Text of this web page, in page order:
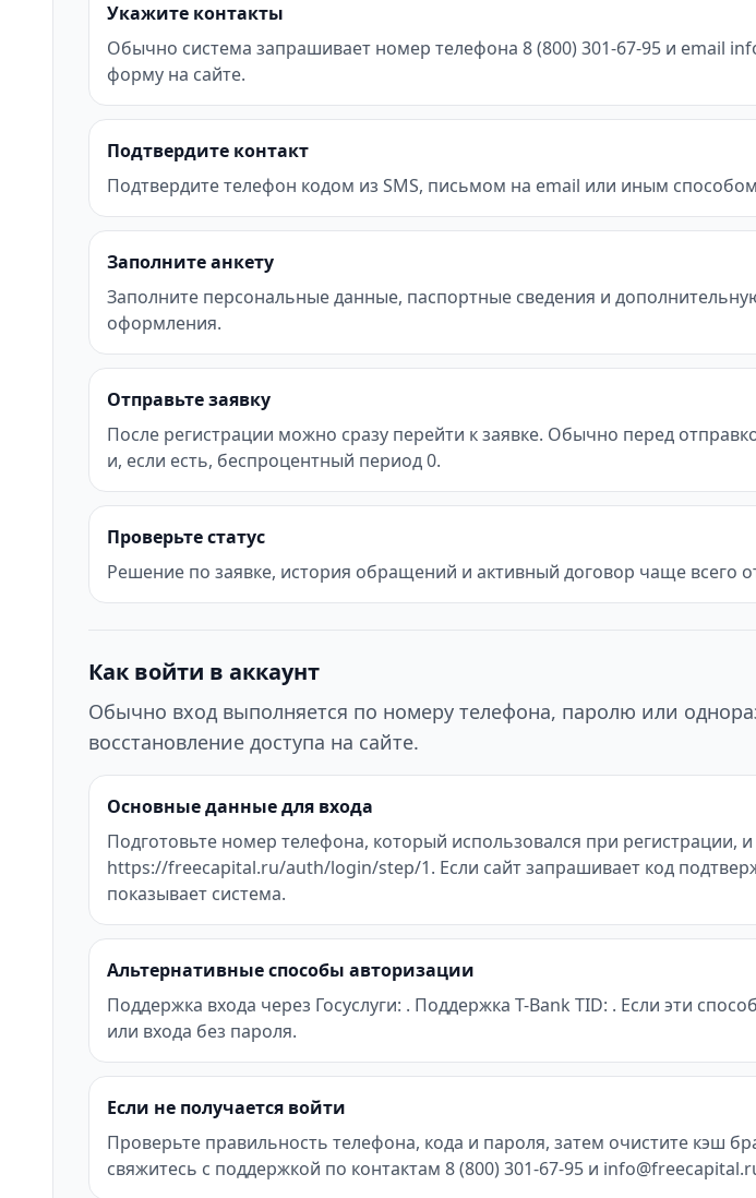
Укажите контакты
Обычно система запрашивает номер телефона 8 (800) 301-67-95 и email
форму на сайте.
Подтвердите контакт
Подтвердите телефон кодом из SMS, письмом на email или иным
Заполните анкету
Заполните персональные данные, паспортные сведения и
оформления.
Отправьте заявку
После регистрации можно сразу перейти к заявке. Обычно перед
и, если есть, беспроцентный период 0.
Проверьте статус
Решение по заявке, история обращений и активный договор чаще всего
Как войти в аккаунт
Обычно вход выполняется по номеру телефона, паролю или
восстановление доступа на сайте.
Основные данные для входа
Подготовьте номер телефона, который использовался при регистрации,
https://freecapital.ru/auth/login/step/1. Если сайт запрашивает код
показывает система.
Альтернативные способы авторизации
Поддержка входа через Госуслуги: . Поддержка T-Bank TID: . Если эти
или входа без пароля.
Если не получается войти
Проверьте правильность телефона, кода и пароля, затем очистите кэш
свяжитесь с поддержкой по контактам 8 (800) 301-67-95 и